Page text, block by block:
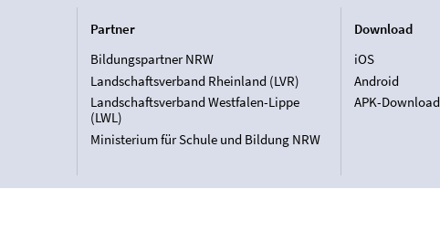
Partner
Bildungspartner NRW
Landschaftsverband Rheinland (LVR)
Landschaftsverband Westfalen-Lippe
(LWL)
Ministerium für Schule und Bildung NRW
Download
iOS
Android
APK-Download